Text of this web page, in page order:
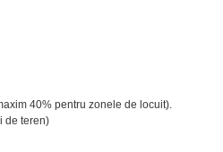
40% pentru zonele de locuit).
de teren)